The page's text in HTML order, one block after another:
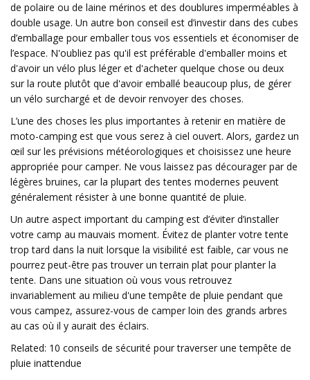
de polaire ou de laine mérinos et des doublures imperméables à
double usage. Un autre bon conseil est d’investir dans des cubes
d’emballage pour emballer tous vos essentiels et économiser de
l’espace. N'oubliez pas qu'il est préférable d'emballer moins et
d'avoir un vélo plus léger et d'acheter quelque chose ou deux
sur la route plutôt que d'avoir emballé beaucoup plus, de gérer
un vélo surchargé et de devoir renvoyer des choses.
L’une des choses les plus importantes à retenir en matière de
moto-camping est que vous serez à ciel ouvert. Alors, gardez un
œil sur les prévisions météorologiques et choisissez une heure
appropriée pour camper. Ne vous laissez pas décourager par de
légères bruines, car la plupart des tentes modernes peuvent
généralement résister à une bonne quantité de pluie.
Un autre aspect important du camping est d’éviter d’installer
votre camp au mauvais moment. Évitez de planter votre tente
trop tard dans la nuit lorsque la visibilité est faible, car vous ne
pourrez peut-être pas trouver un terrain plat pour planter la
tente. Dans une situation où vous vous retrouvez
invariablement au milieu d'une tempête de pluie pendant que
vous campez, assurez-vous de camper loin des grands arbres
au cas où il y aurait des éclairs.
Related: 10 conseils de sécurité pour traverser une tempête de
pluie inattendue